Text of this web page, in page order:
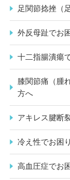
足関節捻挫（
外反母趾でお
十二指腸潰瘍
膝関節痛（腫
方へ
アキレス腱断
冷え性でお困
高血圧症でお